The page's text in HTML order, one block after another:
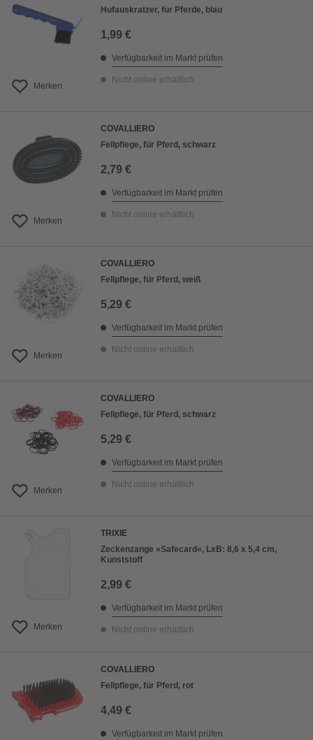
Merken
Hufauskratzer, für Pferde, blau
1,99 €
Verfügbarkeit im Markt prüfen
Nicht online erhältlich
Merken
COVALLIERO
Fellpflege, für Pferd, schwarz
2,79 €
Verfügbarkeit im Markt prüfen
Nicht online erhältlich
Merken
COVALLIERO
Fellpflege, für Pferd, weiß
5,29 €
Verfügbarkeit im Markt prüfen
Nicht online erhältlich
Merken
COVALLIERO
Fellpflege, für Pferd, schwarz
5,29 €
Verfügbarkeit im Markt prüfen
Nicht online erhältlich
Merken
TRIXIE
Zeckenzange »Safecard«, LxB: 8,6 x 5,4 cm,
Kunststoff
2,99 €
Verfügbarkeit im Markt prüfen
Nicht online erhältlich
COVALLIERO
Fellpflege, für Pferd, rot
4,49 €
Verfügbarkeit im Markt prüfen